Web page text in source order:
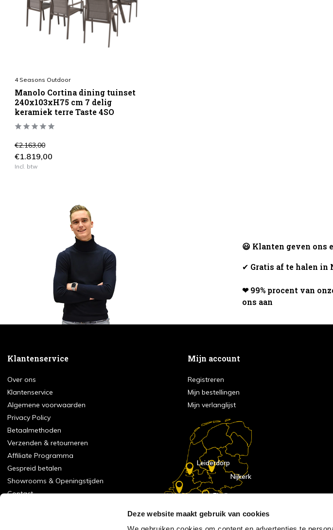
Deze website maakt gebruik van cookies
4 Seasons Outdoor
Manolo Cortina dining tuinset
240x103xH75 cm 7 delig
keramiek terre Taste 4SO
€2.163,00
€1.819,00
Incl. btw
😃 Klanten geven ons
✔ Gratis af te halen in
❤ 99% procent van
ons aan
Klantenservice
Over ons
Klantenservice
Algemene voorwaarden
Privacy Policy
Betaalmethoden
Verzenden & retourneren
Affiliate Programma
Gespreid betalen
Showrooms & Openingstijden
Contact
Mijn account
Registreren
Mijn bestellingen
Mijn verlanglijst
Eindhoven
Nijkerk
Leiderdorp